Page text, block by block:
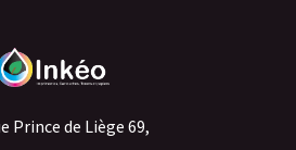
Prince de Liège 69,